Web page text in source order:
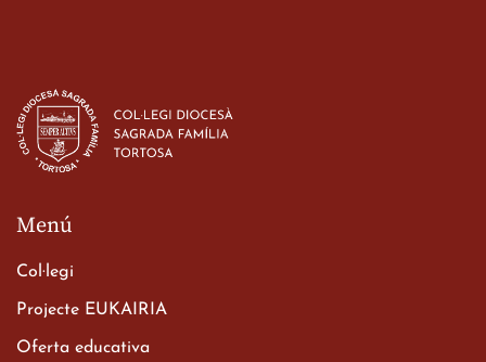
d’ESO-BSD a Irlanda
23 de març de 2026
Menú
Col·legi
Projecte EUKAIRIA
Oferta educativa